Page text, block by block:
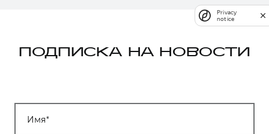
ПОДПИСКА НА НОВОСТИ
Имя
Privacy
notice